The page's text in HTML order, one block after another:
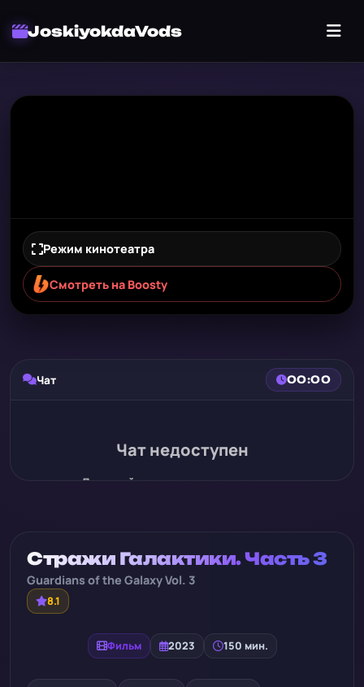
JoskiyokdaVods
Режим кинотеатра
Смотреть на Boosty
Чат 00:00
Чат недоступен
Для этой записи нет истории чата
Стражи Галактики. Часть 3
Guardians of the Galaxy Vol. 3
8.1
Фильм 2023 150 мин.